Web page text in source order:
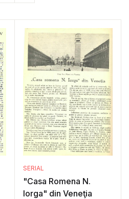
SERIAL
"Casa Romena N.
Iorga" din Veneţia